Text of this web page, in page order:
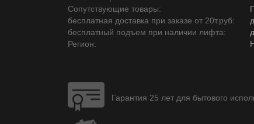
Сопутствующие товары:
бесплатная доставка при заказе от 20т.руб:
бесплатный подъем при наличии лифта:
Регион:
Гарантия 25 лет для бытового